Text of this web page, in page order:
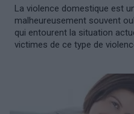
La violence domestique est
malheureusement souvent
qui entourent la situation
victimes de ce type de